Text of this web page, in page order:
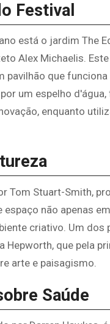
Festival
está o jardim The
Alex Michaelis.
pavilhão que
um espelho
enquanto
Tom Stuart-Smith,
não apenas
criativo. Um
Hepworth, que pela
arte e paisagismo.
Saúde